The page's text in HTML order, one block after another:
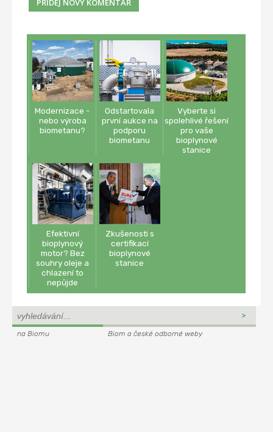
Modernizace -
nebo výroba
biometanu?
Odstartovala
první aukce na
podporu
biometanu
Vyberte si
spolehlivé řešení
pro vaše
bioplynové
stanice
Efektivní
bioplynový
motor? Bez
souhry oleje a
chlazení to
nepůjde
Zkušenosti s
certifikací
bioplynové
stanice
na Biomu Biom a české odborné weby